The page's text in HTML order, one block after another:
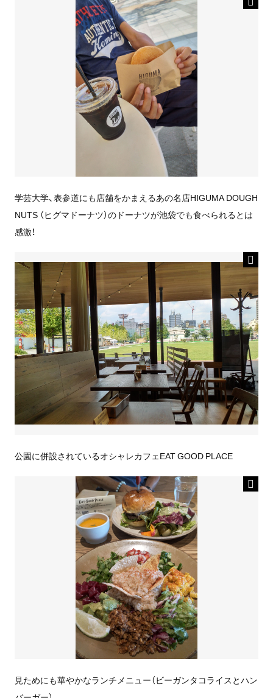
学芸大学、表参道にも店舗をかまえるあの名店HIGUMA DOUGH
NUTS （ヒグマドーナツ）のドーナツが池袋でも食べられるとは
感激！
公園に併設されているオシャレカフェEAT GOOD PLACE
見ためにも華やかなランチメニュー（ビーガンタコライスとハン